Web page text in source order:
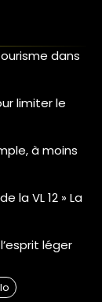
dans
limiter le
à moins
la VL 12 » La
léger